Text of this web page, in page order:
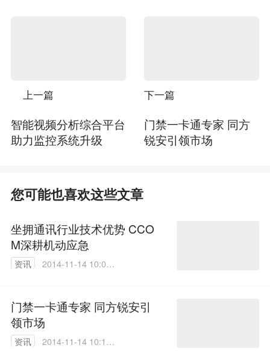
上一篇
智能视频分析综合平台
助力监控系统升级
下一篇
门禁一卡通专家 同方
锐安引领市场
您可能也喜欢这些文章
坐拥通讯行业技术优势 CCO
M深耕机动应急
资讯
2014-11-14 10:05:
门禁一卡通专家 同方锐安引
领市场
资讯
2014-11-14 10:15: